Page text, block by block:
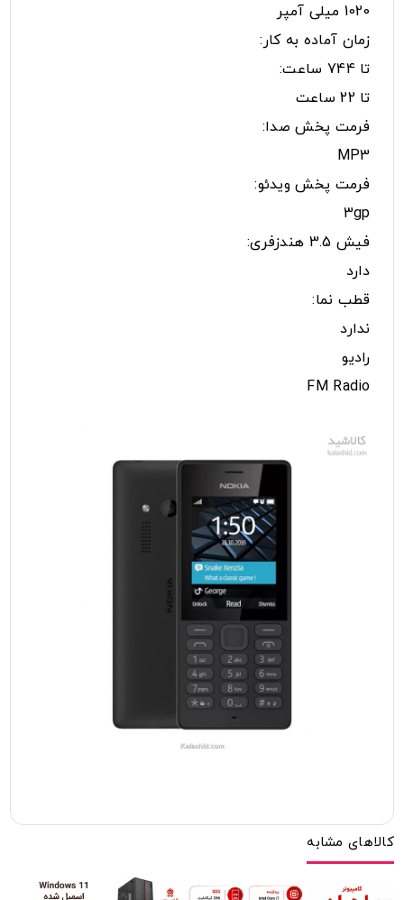
1020 میلی آمپر
زمان آماده به کار:
تا 744 ساعت:
تا 22 ساعت
فرمت پخش صدا:
MP3
فرمت پخش ویدئو:
3gp
فیش 3.5 هندزفری:
دارد
قطب نما:
ندارد
رادیو
FM Radio
کالاهای مشابه